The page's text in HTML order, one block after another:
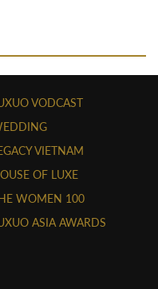
VODCAST
VIETNAM
OF LUXE
WOMEN 100
ASIA AWARDS